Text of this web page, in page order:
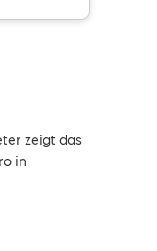
zeigt das
in